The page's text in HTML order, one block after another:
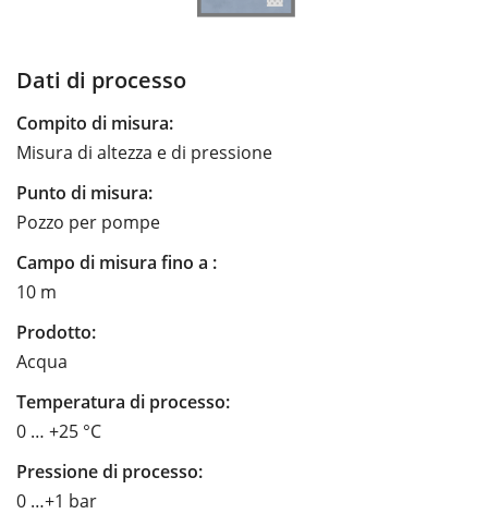
Dati di processo
Compito di misura:
Misura di altezza e di pressione
Punto di misura:
Pozzo per pompe
Campo di misura fino a :
10 m
Prodotto:
Acqua
Temperatura di processo:
0 … +25 °C
Pressione di processo:
0 …+1 bar